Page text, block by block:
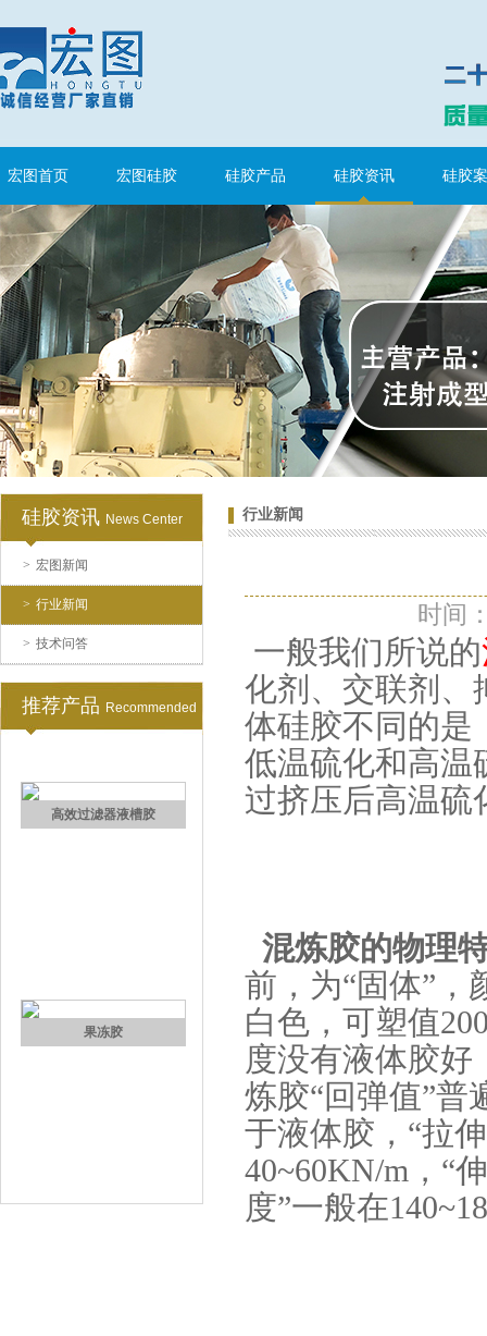
宏图首页 宏图硅胶 硅胶产品 硅胶资讯 硅胶
硅胶资讯 News Center
> 宏图新闻
> 行业新闻
> 技术问答
推荐产品 Recommended
半透明模具硅胶
注射硅胶
行业新闻
时间
一般我们所说的
化剂、交联剂、
体硅胶不同的是
低温硫化和高温
过挤压后高温硫
混炼胶的物理
前，为“固体”，
白色，可塑值
度没有液体胶好
炼胶“回弹值”普
于液体胶，“拉
40~60KN/m，“
度”一般在